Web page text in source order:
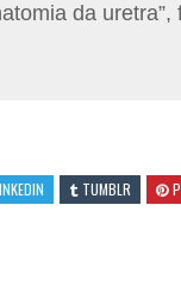
da uretra”,
TUMBLR